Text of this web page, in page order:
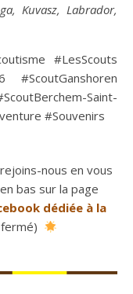
Kuvasz, Labrador,
#LesScouts
#ScoutGanshoren
Saint-
#Souvenirs
nous en vous
bas sur la page
dédiée à la